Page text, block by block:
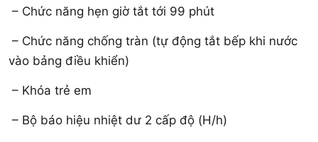
– Chức năng hẹn giờ tắt tới 99 phút
– Chức năng chống tràn (tự động tắt bếp khi nước
vào bảng điều khiển)
– Khóa trẻ em
– Bộ báo hiệu nhiệt dư 2 cấp độ (H/h)